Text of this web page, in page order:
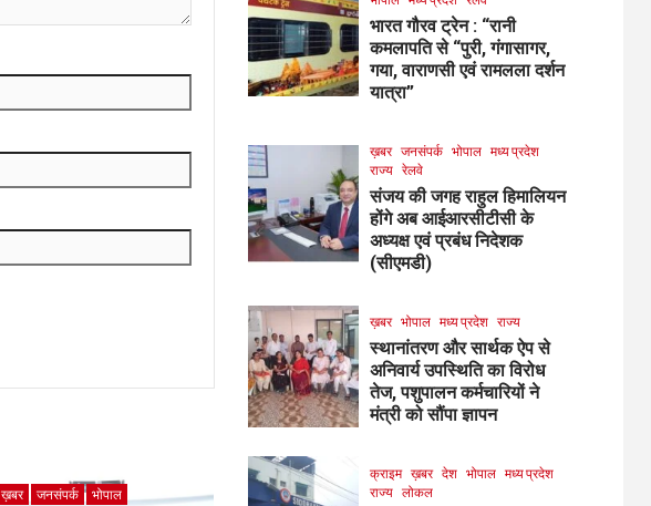
ख़बर जनसंपर्क
भोपाल
भारत गौरव ट्रेन : “रानी
कमलापति से “पुरी, गंगासागर,
गया, वाराणसी एवं रामलला दर्शन
यात्रा”
ख़बर जनसंपर्क भोपाल मध्य प्रदेश
राज्य रेलवे
संजय की जगह राहुल हिमालियन
होंगे अब आईआरसीटीसी के
अध्यक्ष एवं प्रबंध निदेशक
(सीएमडी)
ख़बर भोपाल मध्य प्रदेश राज्य
स्थानांतरण और सार्थक ऐप से
अनिवार्य उपस्थिति का विरोध
तेज, पशुपालन कर्मचारियों ने
मंत्री को सौंपा ज्ञापन
क्राइम ख़बर देश भोपाल मध्य प्रदेश
राज्य लोकल